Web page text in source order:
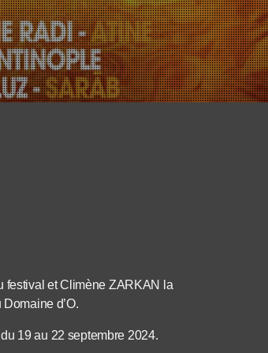
festival et Climène ZARKAN la
d’O.
19 au 22 septembre 2024.